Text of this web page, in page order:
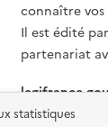
statistiques
connaître vos
Il est édité
partenariat